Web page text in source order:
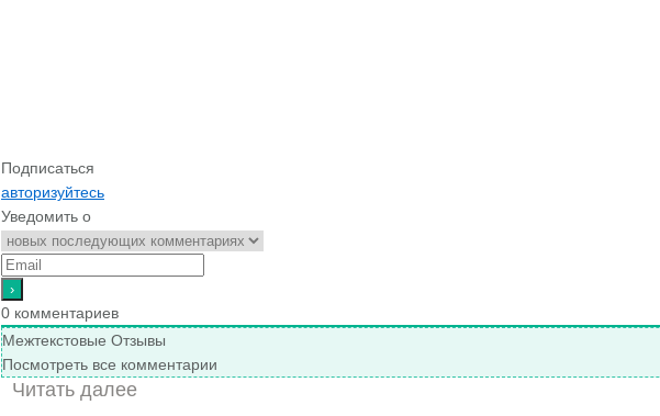
Подписаться
авторизуйтесь
Уведомить о
0 комментариев
Межтекстовые Отзывы
Посмотреть все комментарии
Читать далее